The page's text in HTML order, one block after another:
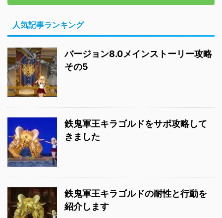
人気記事ランキング
バージョン8.0メインストーリー攻略
その5
鉄鬼軍王キラゴルドをサポ攻略して
きました
鉄鬼軍王キラゴルドの耐性と行動を
紹介します